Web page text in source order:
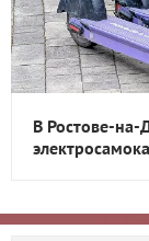
В Ростове-на-